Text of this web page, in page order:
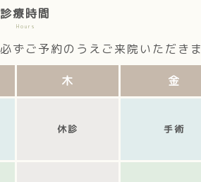
診療時間
Hours
ご予約のうえご来院いただき
木 金
休診 手術